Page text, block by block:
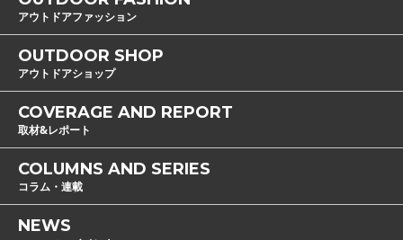
アウトドアファッション
OUTDOOR SHOP
アウトドアショップ
COVERAGE AND REPORT
取材&レポート
COLUMNS AND SERIES
コラム・連載
NEWS